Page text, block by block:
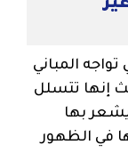
المباني
إنها تتسلل
بها
في الظهور